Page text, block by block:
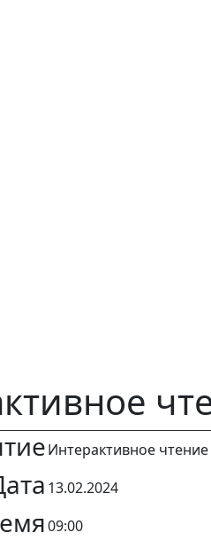
Интерактивное
13.02.2024
09:00